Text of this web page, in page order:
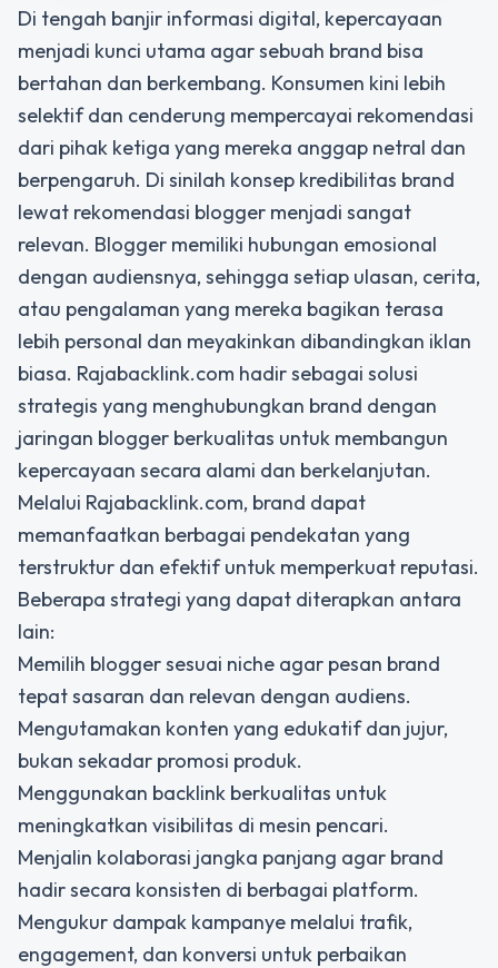
Di tengah banjir informasi digital, kepercayaan
menjadi kunci utama agar sebuah brand bisa
bertahan dan berkembang. Konsumen kini lebih
selektif dan cenderung mempercayai rekomendasi
dari pihak ketiga yang mereka anggap netral dan
berpengaruh. Di sinilah konsep kredibilitas brand
lewat rekomendasi blogger menjadi sangat
relevan. Blogger memiliki hubungan emosional
dengan audiensnya, sehingga setiap ulasan, cerita,
atau pengalaman yang mereka bagikan terasa
lebih personal dan meyakinkan dibandingkan iklan
biasa. Rajabacklink.com hadir sebagai solusi
strategis yang menghubungkan brand dengan
jaringan blogger berkualitas untuk membangun
kepercayaan secara alami dan berkelanjutan.
Melalui Rajabacklink.com, brand dapat
memanfaatkan berbagai pendekatan yang
terstruktur dan efektif untuk memperkuat reputasi.
Beberapa strategi yang dapat diterapkan antara
lain:
Memilih blogger sesuai niche agar pesan brand
tepat sasaran dan relevan dengan audiens.
Mengutamakan konten yang edukatif dan jujur,
bukan sekadar promosi produk.
Menggunakan backlink berkualitas untuk
meningkatkan visibilitas di mesin pencari.
Menjalin kolaborasi jangka panjang agar brand
hadir secara konsisten di berbagai platform.
Mengukur dampak kampanye melalui trafik,
engagement, dan konversi untuk perbaikan